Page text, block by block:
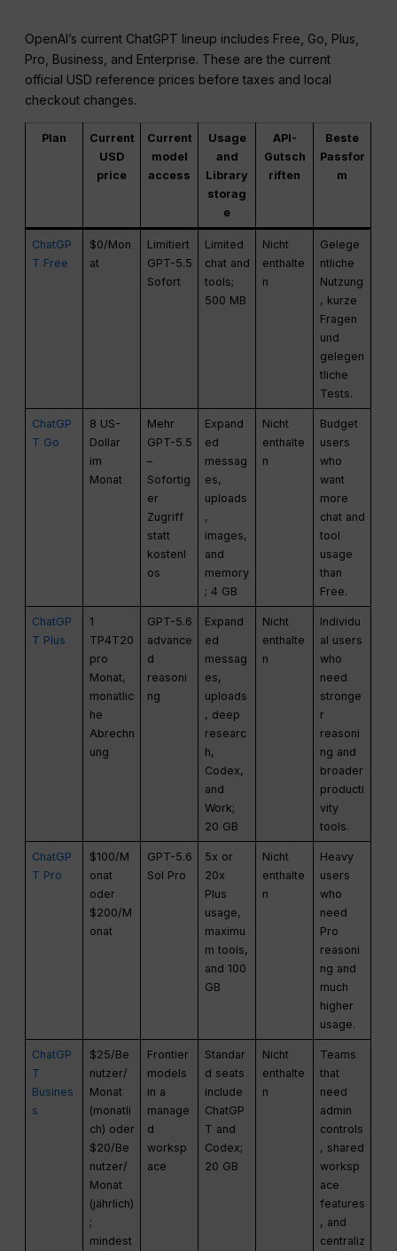
OpenAI’s current ChatGPT lineup includes Free, Go, Plus,
Pro, Business, and Enterprise. These are the current
official USD reference prices before taxes and local
checkout changes.
Plan
Current
USD
price
Current
model
access
Usage
and
Library
storag
e
API-
Gutsch
riften
Beste
Passfor
m
ChatGP
T Free
$0/Mon
at
Limitiert
GPT-5.5
Sofort
Limited
chat and
tools;
500 MB
Nicht
enthalte
n
Gelege
ntliche
Nutzung
, kurze
Fragen
und
gelegen
tliche
Tests.
ChatGP
T Go
8 US-
Dollar
im
Monat
Mehr
GPT-5.5
–
Sofortig
er
Zugriff
statt
kostenl
os
Expand
ed
messag
es,
uploads
,
images,
and
memory
; 4 GB
Nicht
enthalte
n
Budget
users
who
want
more
chat and
tool
usage
than
Free.
ChatGP
T Plus
1
TP4T20
pro
Monat,
monatlic
he
Abrechn
ung
GPT-5.6
advance
d
reasoni
ng
Expand
ed
messag
es,
uploads
, deep
researc
h,
Codex,
and
Work;
20 GB
Nicht
enthalte
n
Individu
al users
who
need
stronge
r
reasoni
ng and
broader
producti
vity
tools.
ChatGP
T Pro
$100/M
onat
oder
$200/M
onat
GPT-5.6
Sol Pro
5x or
20x
Plus
usage,
maximu
m tools,
and 100
GB
Nicht
enthalte
n
Heavy
users
who
need
Pro
reasoni
ng and
much
higher
usage.
ChatGP
T
Busines
s
$25/Be
nutzer/
Monat
(monatli
ch) oder
$20/Be
nutzer/
Monat
(jährlich)
;
mindest
Frontier
models
in a
manage
d
worksp
ace
Standar
d seats
include
ChatGP
T and
Codex;
20 GB
Nicht
enthalte
n
Teams
that
need
admin
controls
, shared
worksp
ace
features
, and
centraliz